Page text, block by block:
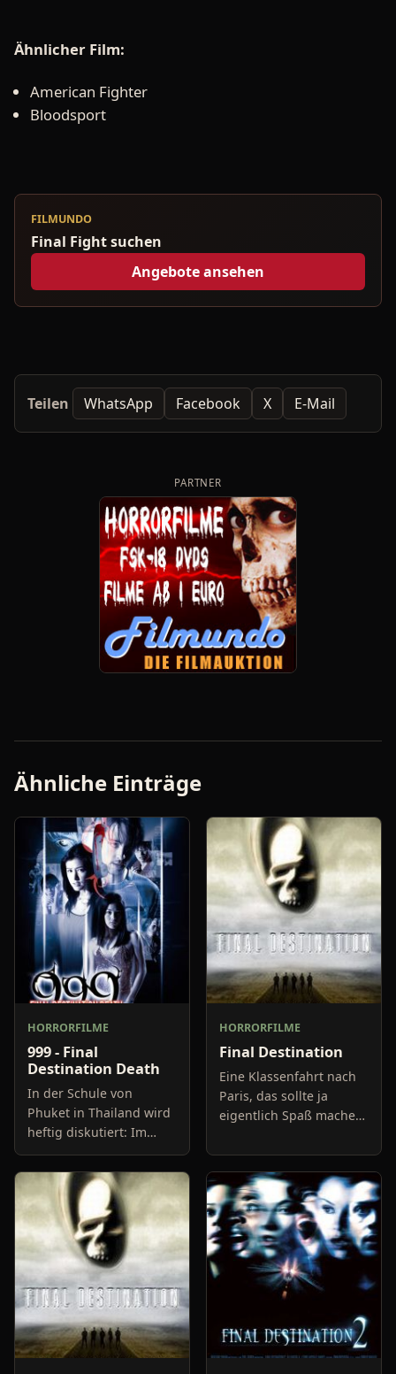
Ähnlicher Film:
American Fighter
Bloodsport
FILMUNDO
Final Fight suchen
Angebote ansehen
Teilen WhatsApp Facebook X E-Mail
PARTNER
Ähnliche Einträge
HORRORFILME
999 - Final
Destination Death
In der Schule von
Phuket in Thailand wird
heftig diskutiert: Im
nahe gelegenen
Lehrinstitut kam es zu
einem mysteriösen
Todesfall. Ein Mädchen
wurde in groß
HORRORFILME
Final Destination
Eine Klassenfahrt nach
Paris, das sollte ja
eigentlich Spaß machen,
nicht wäre. Alex und
seine Mitschüler,
besteigen ihr Flugzeug,
au